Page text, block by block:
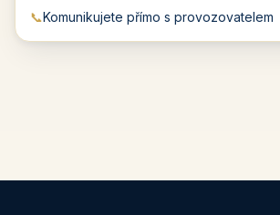
📞Komunikujete přímo s provozovatelem